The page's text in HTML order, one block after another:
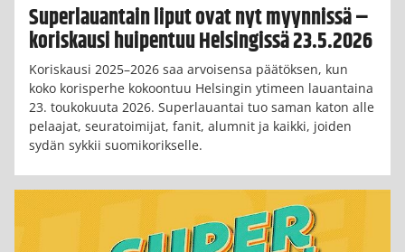
Superlauantain liput ovat nyt myynnissä –
koriskausi huipentuu Helsingissä 23.5.2026
Koriskausi 2025–2026 saa arvoisensa päätöksen, kun
koko korisperhe kokoontuu Helsingin ytimeen lauantaina
23. toukokuuta 2026. Superlauantai tuo saman katon alle
pelaajat, seuratoimijat, fanit, alumnit ja kaikki, joiden
sydän sykkii suomikorikselle.